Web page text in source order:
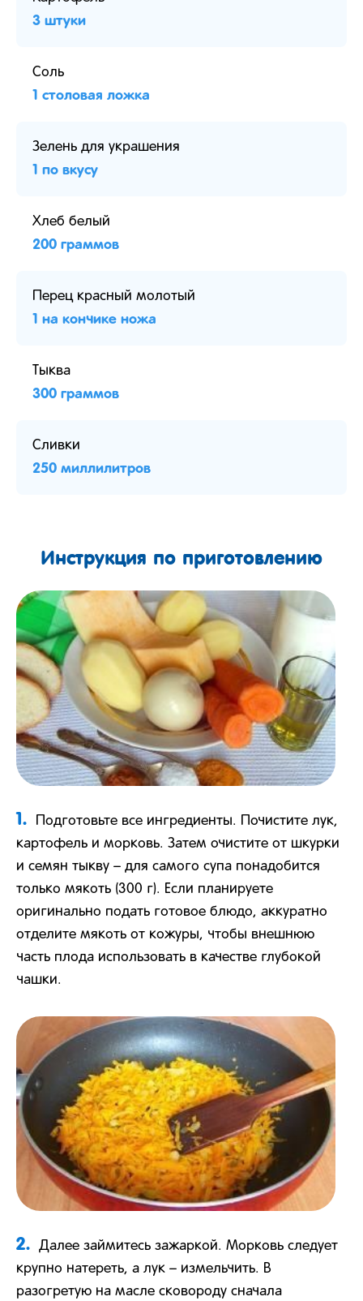
3 штуки
Соль
1 столовая ложка
Зелень для украшения
1 по вкусу
Хлеб белый
200 граммов
Перец красный молотый
1 на кончике ножа
Тыква
300 граммов
Сливки
250 миллилитров
Инструкция по приготовлению
1.
Подготовьте все ингредиенты. Почистите лук,
картофель и морковь. Затем очистите от шкурки
и семян тыкву – для самого супа понадобится
только мякоть (300 г). Если планируете
оригинально подать готовое блюдо, аккуратно
отделите мякоть от кожуры, чтобы внешнюю
часть плода использовать в качестве глубокой
чашки.
2.
Далее займитесь зажаркой. Морковь следует
крупно натереть, а лук – измельчить. В
разогретую на масле сковороду сначала